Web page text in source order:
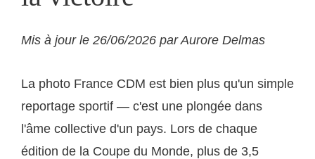
Mis à jour le 26/06/2026 par Aurore Delmas
La photo France CDM est bien plus qu'un simple
reportage sportif — c'est une plongée dans
l'âme collective d'un pays. Lors de chaque
édition de la Coupe du Monde, plus de 3,5